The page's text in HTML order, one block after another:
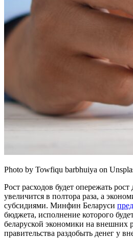
Photo by Towfiqu barbhuiya on
Рост расходов будет опережать
увеличится в полтора раза, а
субсидиями. Минфин Беларуси
бюджета, исполнение которого
беларуской экономики на внешних
правительства раздобыть денег у